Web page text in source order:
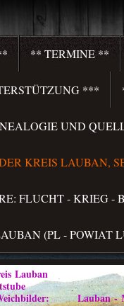
** TERMINE **
***
UND
KREIS LAUBAN,
FLUCHT - KRIEG
(PL -
Lauban
Lauban - Marklissa